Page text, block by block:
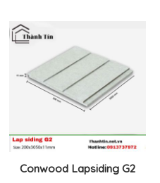
Conwood Lapsiding G2